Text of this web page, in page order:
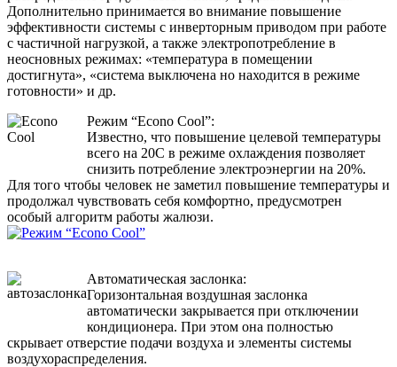
Дополнительно принимается во внимание повышение
эффективности системы с инверторным приводом при работе
с частичной нагрузкой, а также электропотребление в
неосновных режимах: «температура в помещении
достигнута», «система выключена но находится в режиме
готовности» и др.
Режим “Econo Cool”:
Известно, что повышение целевой температуры
всего на 20C в режиме охлаждения позволяет
снизить потребление электроэнергии на 20%.
Для того чтобы человек не заметил повышение температуры и
продолжал чувствовать себя комфортно, предусмотрен
особый алгоритм работы жалюзи.
Автоматическая заслонка:
Горизонтальная воздушная заслонка
автоматически закрывается при отключении
кондиционера. При этом она полностью
скрывает отверстие подачи воздуха и элементы системы
воздухораспределения.